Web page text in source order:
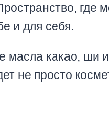
где
и для себя.
масла какао, ши
не просто